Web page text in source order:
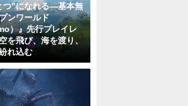
つ"になれる―基本無
ンワールド
）』先行プレイレ
を飛び、海を渡り、
れ込む